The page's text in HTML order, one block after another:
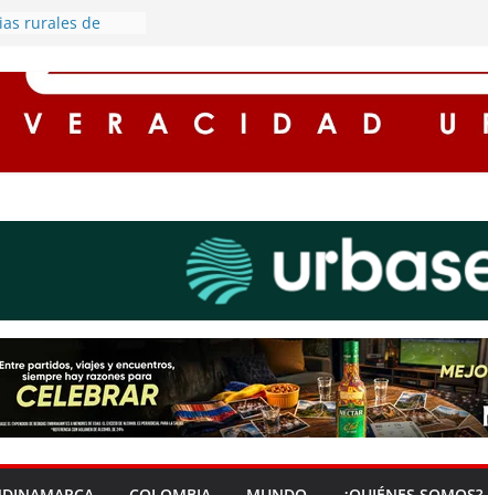
rurales de
protagonista de
de
en Soacha
para